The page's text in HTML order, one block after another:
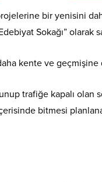
bir yenisini
Sokağı” olarak
kente ve
trafiğe kapalı olan
bitmesi